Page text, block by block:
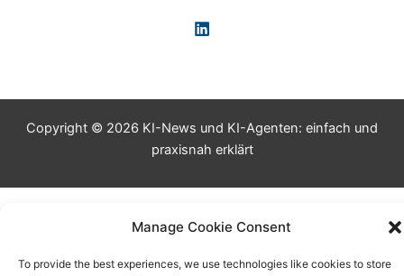
Manage Cookie Consent
To provide the best experiences, we use technologies like cookies to store
Copyright © 2026 KI-News und KI-Agenten: einfach und
praxisnah erklärt